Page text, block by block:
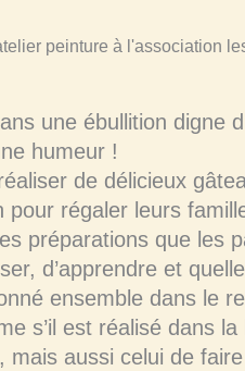
une ébullition digne
humeur !
de délicieux
pour régaler leurs
préparations que les
d’apprendre et
ensemble dans le
s’il est réalisé dans
mais aussi celui de